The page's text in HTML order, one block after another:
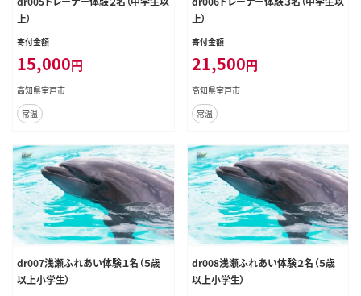
上）
寄付金額
15,000円
高知県室戸市
常温
上）
寄付金額
21,500円
高知県室戸市
常温
dr007浅瀬ふれあい体験１名（５歳
以上小学生）
dr008浅瀬ふれあい体験２名（５歳
以上小学生）